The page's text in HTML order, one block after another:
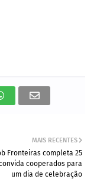
MAIS RECENTES
Fronteiras completa 25
cooperados para
um dia de celebração